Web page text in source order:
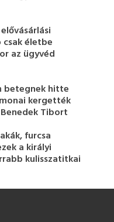
életbe
az ügyvéd
betegnek hitte
kergették
Tibort
furcsa
a királyi
kulisszatitkai